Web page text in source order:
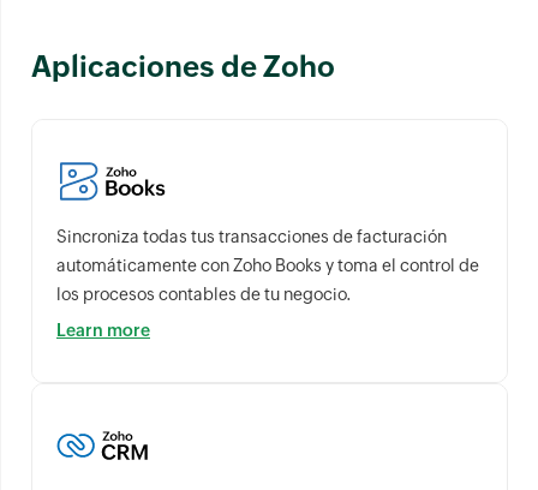
Aplicaciones de Zoho
Sincroniza todas tus transacciones de facturación
automáticamente con Zoho Books y toma el control de
los procesos contables de tu negocio.
Learn more